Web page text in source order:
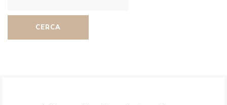
CERCA